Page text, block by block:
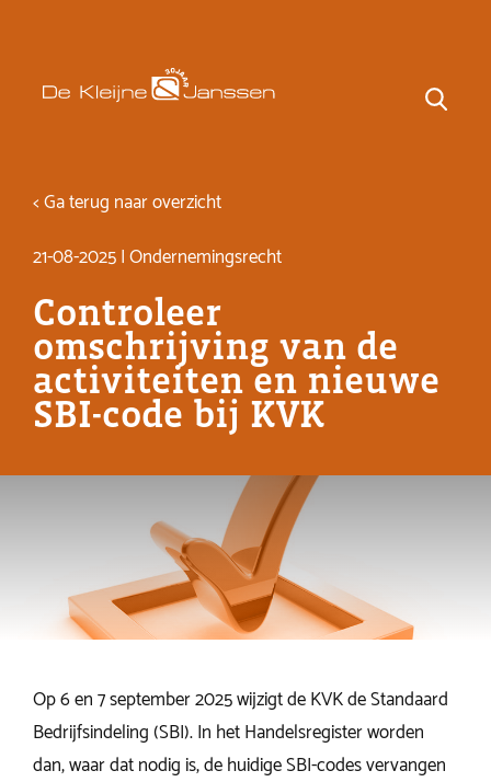
< Ga terug naar overzicht
21-08-2025 | Ondernemingsrecht
Controleer
omschrijving van de
activiteiten en nieuwe
SBI-code bij KVK
Op 6 en 7 september 2025 wijzigt de KVK de Standaard
Bedrijfsindeling (SBI). In het Handelsregister worden
dan, waar dat nodig is, de huidige SBI-codes vervangen